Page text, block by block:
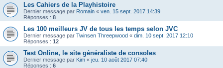
Les Cahiers de la Playhistoire
Dernier message par Romain « ven. 15 sept. 2017 14:39
Réponses : 8
Les 100 meilleurs JV de tous les temps selon JVC
Dernier message par Twinsen Threepwood « dim. 10 sept. 2017 12:10
Réponses : 12
Test Online, le site généraliste de consoles
Dernier message par Kim « jeu. 10 août 2017 07:40
Réponses : 6